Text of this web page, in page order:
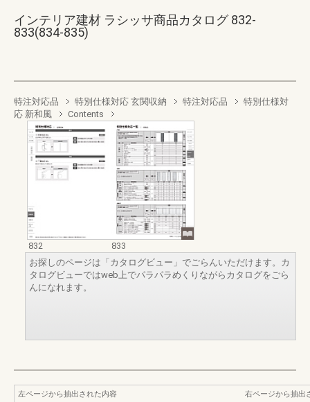
インテリア建材 ラシッサ商品カタログ 832-
833(834-835)
特注対応品 特別仕様対応 玄関収納 特注対応品
特別仕様対
応 新和風
Contents
832
833
お探しのページは「カタログビュー」でごらんいただけます。カ
タログビューではweb上でパラパラめくりながらカタログをごら
んになれます。
左ページから抽出された内容
右ページから抽出